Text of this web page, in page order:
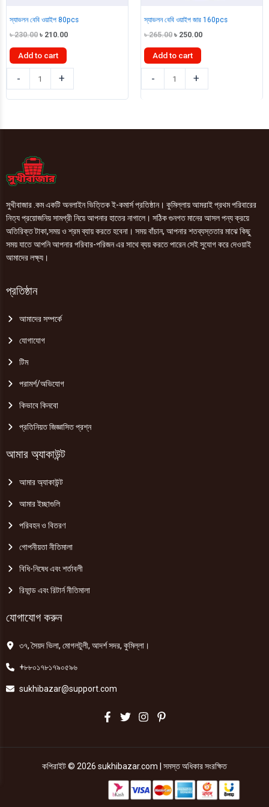
স্যাভলন বেবি ওয়াইপ 80pcs
৳230.00 Original
was:
৳ 230.00.
৳ 210.00Current
Add to cart
-
বেবি
ওয়াইপ
+
স্যাভলন বেবি ওয়াইপ জার 160pcs
৳265.00 Original
was:
৳ 265.00.
৳ 250.00Current
Add to cart
-
বেবি
ওয়াইপ
+
সুখীবাজার .কম একটি অনলাইন ভিত্তিক ই-কমার্স প্রতিষ্ঠান। কুমিল্লায় আমরাই প্রথম পরিবারের
নিত্য প্রয়োজনিয় সামগ্রী নিয়ে আপনার হাতের নাগালে। সঠিক গুনগত মানের আসল পন্য ক্রয়ে
অতিরিক্ত টাকা,সময় ও শ্রম ব্যায় করতে হবেনা। সময় বাঁচান, আপনার শতব্যস্ততার মাঝে কিছু
সময় যাতে আপনি আপনার পরিবার-পরিজন এর সাথে ব্যয় করতে পারেন সেই সুযোগ করে দেওয়াই
আমাদের লক্ষ্য।
প্রতিষ্ঠান
আমাদের সম্পর্কে
যোগাযোগ
টিম
পরামর্শ/অভিযোগ
কিভাবে কিনবো
প্রতিনিয়ত জিজ্ঞাসিত প্রশ্ন
আমার অ্যাকাউন্ট
আমার অ্যাকাউন্ট
আমার ইচ্ছাগুলি
পরিবহন ও বিতরণ
গোপনীয়তা নীতিমালা
বিধি-নিষেধ এবং শর্তাবলী
রিফান্ড এবং রিটার্ন নীতিমালা
যোগাযোগ করুন
৩৭, সৈয়দ ভিলা, মোগলটুলী, আদর্শ সদর, কুমিল্লা।
+৮৮০১৭৮১৭৯০৫৯৬
sukhibazar@support.com
কপিরাইট © 2026 sukhibazar.com | সমস্ত অধিকার সংরক্ষিত